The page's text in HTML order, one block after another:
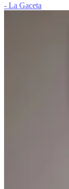
- La Gaceta